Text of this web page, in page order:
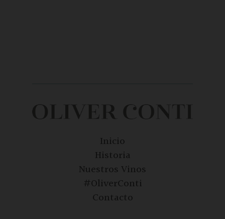
Inicio
Historia
Nuestros Vinos
#OliverConti
Contacto